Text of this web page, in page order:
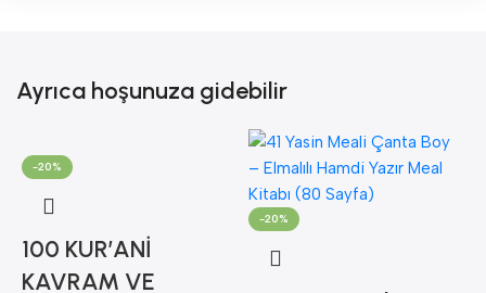
Ayrıca hoşunuza gidebilir
-20%
100 KUR’ANİ
KAVRAM VE
-20%